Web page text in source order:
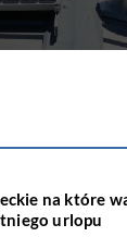
na które
urlopu